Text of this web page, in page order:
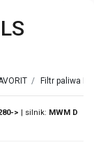
/ Filtr paliwa
> | silnik: MWM D